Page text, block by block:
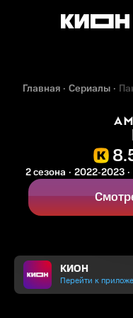
Главная Сериалы
2 сезона 2022‑2023
КИОН
Перейти к